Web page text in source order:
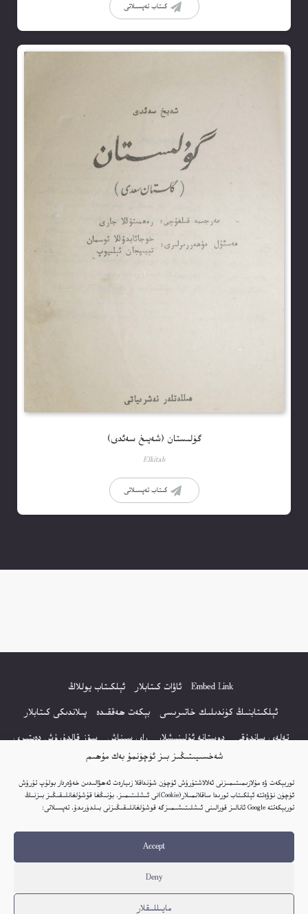
شەخسىيىتىڭىز بىز ئۈچۈنمۇ بەك مۇھىم
توربېكەت ۋە مۇلازىمىتىمىزنى ئەلالاشتۇرۇش ئۈچۈن شۇنداقلا زىيارەت ئەھۋالىدىن خەۋەردار بولۇپ تۇرۇش
ئۈچۈن نۆۋەتتە ئېلكىتاب تورىدا ساقلانمىلار(Cookie)نى ئىشلىتىمىز. بۇنىڭغا قۇشۇلغانلىقىڭىز بىزنىڭ
توربېكەتتە Google ئانالىز قورالىنى ئىشلىتىشىمىزگە قوشۇلغانلىقىڭىزنى بىلدۈرىدۇ. تەپسىلاتى:
Accept
Deny
مايىللىقلار
كىتاب تەپسىلاتى
گۈلىستان (شەيىخ سەئدى)
Elkitab
كىتاب تەپسىلاتى
Embed Link ئاۋات كىتابلار
ئېلكىتاب يوللاڭ
ئېلكىتابنىڭ كۈندىلىك خاتىرىسى
بېكەت ھەققىدە
پىلاندىكى كىتابلار
تەلەي ساندۇقى
دوستانە ئۇلىنىشلار راي سىناش
سۆز قالدۇرۇش دەپتىرى
كۆپ سورالغان سۇئاللار
كىتاب تىزىملىكى
مەخپىيەتلىك باياناتى
نەشىر ھوقۇقى باياناتى
© 2017-2026 تور بېكەتنىڭ بارلىق ھوقۇقى ئېلكىتاب تورى غا مەنسۇپ.
تور بېكەت ھەققىدە تەكلىپ - پىكىر بولسا، تۆۋەندىكى ئېلخەت ئارقىلىق بېكەت